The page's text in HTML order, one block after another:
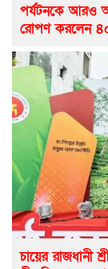
পর্যটনকে আরও
রোপণ করলেন
চায়ের রাজধানী